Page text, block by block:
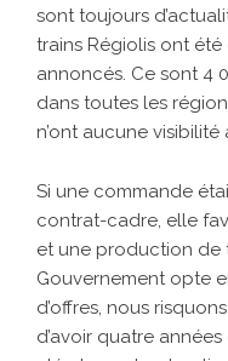
sont toujours
trains Régiolis ont été
annoncés. Ce sont 4
dans toutes les
n’ont aucune visibilité
Si une commande
contrat-cadre, elle
et une production de
Gouvernement opte
d’offres, nous
d’avoir quatre